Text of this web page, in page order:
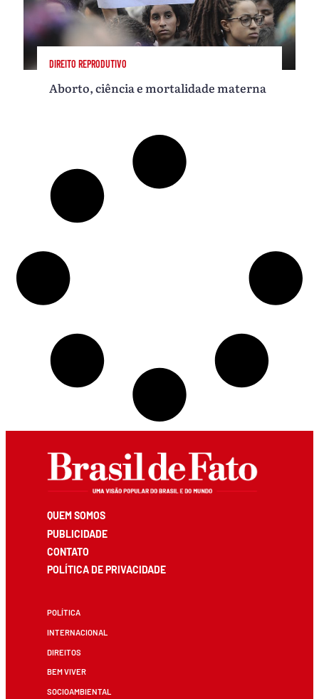
DIREITO REPRODUTIVO
Aborto, ciência e mortalidade materna
QUEM SOMOS
PUBLICIDADE
CONTATO
POLÍTICA DE PRIVACIDADE
POLÍTICA
INTERNACIONAL
DIREITOS
BEM VIVER
SOCIOAMBIENTAL